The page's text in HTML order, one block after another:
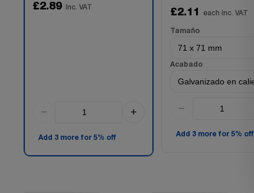
£2.89 Inc. VAT
− +
Add 3 more for 5% off
£2.11 each Inc. VAT
Tamaño
Acabado
−
Add 3 more for 5% off